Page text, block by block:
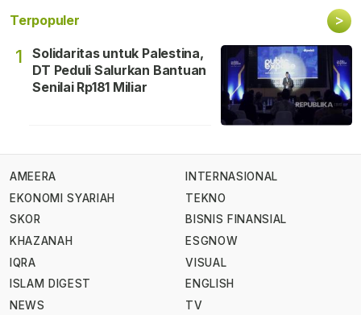
Terpopuler >
1
Solidaritas untuk Palestina,
DT Peduli Salurkan Bantuan
Senilai Rp181 Miliar
AMEERA
EKONOMI SYARIAH
SKOR
KHAZANAH
IQRA
ISLAM DIGEST
NEWS
INTERNASIONAL
TEKNO
BISNIS FINANSIAL
ESGNOW
VISUAL
ENGLISH
TV